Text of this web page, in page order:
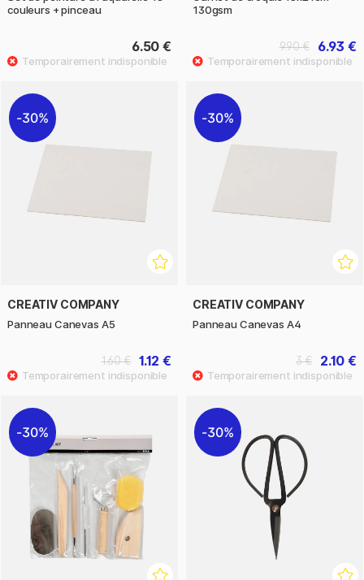
couleurs + pinceau
6.50 €
130gsm
6.93 €
9.90 €
30%
CREATIV COMPANY
Panneau Canevas A5
1.12 €
1.60 €
30%
CREATIV COMPANY
Panneau Canevas A4
2.10 €
3 €
30% 30%